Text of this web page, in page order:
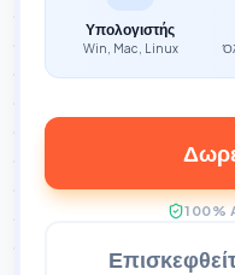
Υπολογιστής
Win, Mac, Linux
100%